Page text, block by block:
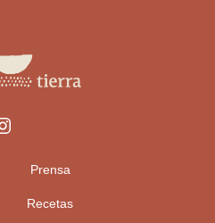
Prensa
Recetas